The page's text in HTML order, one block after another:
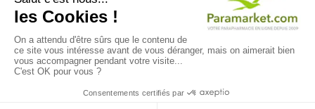
Conditions d'utilisation
A propos